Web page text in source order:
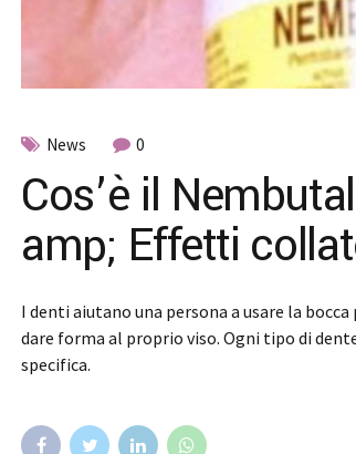
News 0
Cos’è il
amp; Effetti
I denti aiutano una persona a usare la
dare forma al proprio viso. Ogni tipo di
specifica.